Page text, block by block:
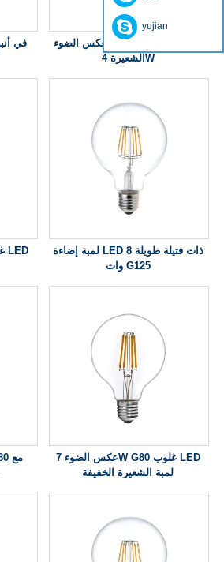
عكس الضوء LED G125 لمبة ضوء
الشعيرة 4W
لمبة إضاءة LED ذات فتيلة طويلة 8
وات G125
عكس الضوء 7W G80 غلوب LED
لمبة الشعيرة الخفيفة
yujian